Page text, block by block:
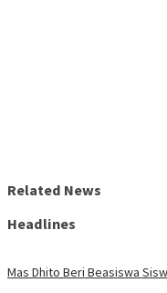
Related News
Headlines
Mas Dhito Beri Beasiswa